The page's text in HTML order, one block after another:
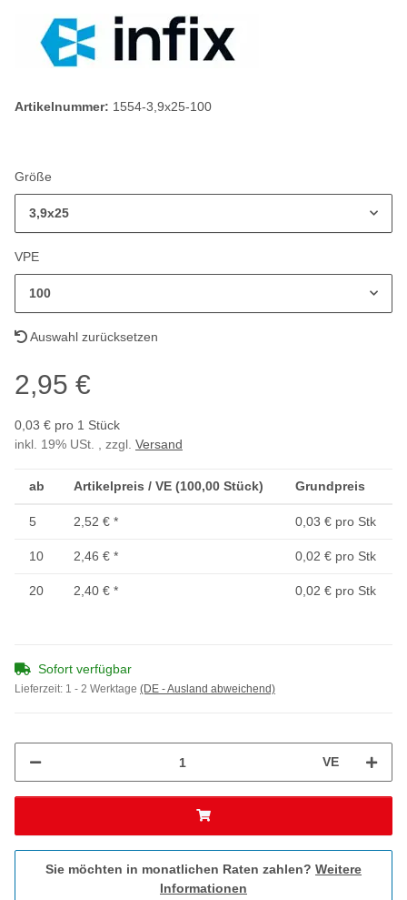
Artikelnummer: 1554-3,9x25-100
Größe
3,9x25
VPE
100
Auswahl zurücksetzen
2,95 €
0,03 € pro 1 Stück
inkl. 19% USt. , zzgl. Versand
ab Artikelpreis / VE (100,00 Stück) Grundpreis
5 2,52 € * 0,03 € pro Stk
10 2,46 € * 0,02 € pro Stk
20 2,40 € * 0,02 € pro Stk
Sofort verfügbar
Lieferzeit: 1 - 2 Werktage (DE - Ausland abweichend)
VE
Sie möchten in monatlichen Raten zahlen? Weitere
Informationen